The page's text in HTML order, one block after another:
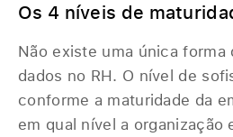
Os 4 níveis de
Não existe uma única forma
dados no RH. O nível de
conforme a maturidade da
em qual nível a organização